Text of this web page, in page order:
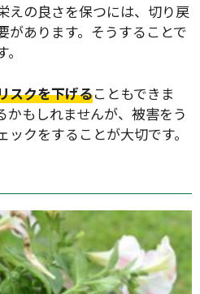
えの良さを保つには、切り戻
があります。そうすることで
スクを下げることもできま
かもしれませんが、被害をう
クをすることが大切です。